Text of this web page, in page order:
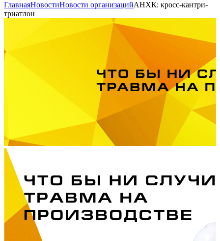
ГлавнаяНовостиНовости организацийАНХК: кросс-кантри-
триатлон